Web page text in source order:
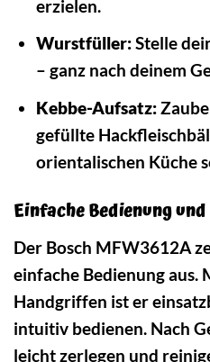
erzielen.
Wurstfüller:Stelle
– ganz nach deinem
Kebbe-Aufsatz:
gefüllte
orientalischen Küche
Einfache Bedienung
Der Bosch MFW3612A
einfache Bedienung aus.
Handgriffen ist er
intuitiv bedienen. Nach
leicht zerlegen und